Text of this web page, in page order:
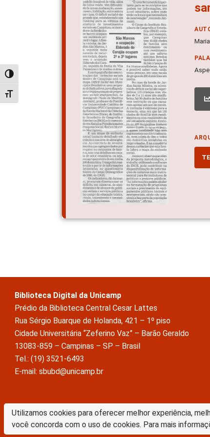
Utilizamos cookies para oferecer melhor experiência,
você concorda com o uso de cookies. Para mais
Alternar alto contraste
Alternar tamanho da fonte
Biblioteca Digital da Unicamp
Prédio da Biblioteca Central Cesar Lattes
Rua Sérgio Buarque de Holanda, 421 – 1º piso
Cidade Universitária “Zeferino Vaz” – Barão Geraldo
13083-859 – Campinas – SP – Brasil
Tel.: (19) 3521-6493
E-mail: sbubd@unicamp.br
A Biblioteca Digital da Unicamp está licenciado com uma Licença
Atribuição Sem Derivações 4.0 Internacional